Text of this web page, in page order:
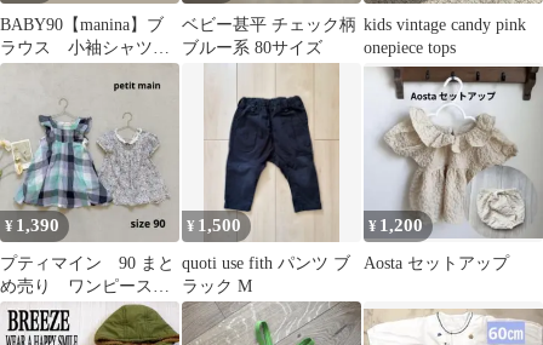
BABY90【manina】ブ
ラウス 小袖シャツ
女の子トップス2点セッ
ベビー甚平 チェック柄
ブルー系 80サイズ
kids vintage candy pink
onepiece tops
¥ 1,390
プティマイン 90 まと
め売り ワンピース
花柄 Tシャツ ブラ
ウス 半袖
¥ 1,500
quoti use fith パンツ ブ
ラック M
¥ 1,200
Aosta セットアップ